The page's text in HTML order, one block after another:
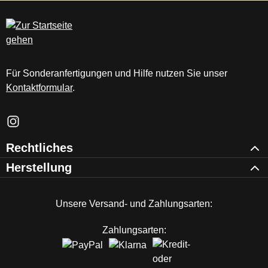
Für Sonderanfertigungen und Hilfe nutzen Sie unser
Kontaktformular.
Schau auf Instagram vorbei – öffnet in neuem Tab (externer
Rechtliches
Herstellung
Unsere Versand- und Zahlungsarten:
Zahlungsarten: